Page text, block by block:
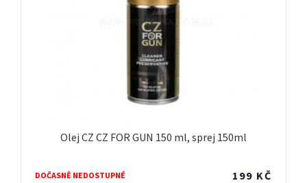
Olej CZ CZ FOR GUN 150 ml, sprej 150ml
DOČASNĚ NEDOSTUPNÉ 199 KČ